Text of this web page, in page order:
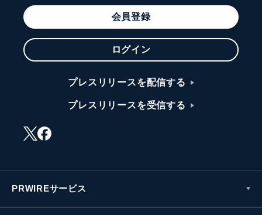
会員登録
ログイン
プレスリリースを配信する
プレスリリースを受信する
PRWIREサービス